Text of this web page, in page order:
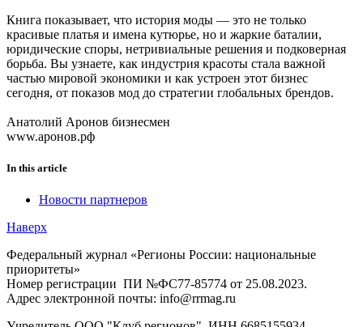
Книга показывает, что история моды — это не только
красивые платья и имена кутюрье, но и жаркие баталии,
юридические споры, нетривиальные решения и подковерная
борьба. Вы узнаете, как индустрия красоты стала важной
частью мировой экономики и как устроен этот бизнес
сегодня, от показов мод до стратегии глобальных брендов.
Анатолий Аронов бизнесмен
www.аронов.рф
In this article
Новости партнеров
Наверх
Федеральный журнал «Регионы России: национальные
приоритеты»
Номер регистрации ПИ №ФС77-85774 от 25.08.2023.
Адрес электронной почты: info@rrmag.ru